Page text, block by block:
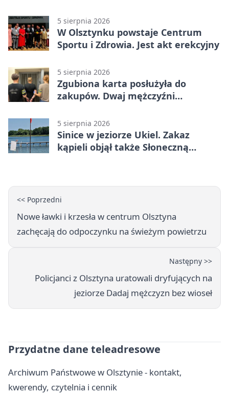
5 sierpnia 2026
W Olsztynku powstaje Centrum
Sportu i Zdrowia. Jest akt erekcyjny
5 sierpnia 2026
Zgubiona karta posłużyła do
zakupów. Dwaj mężczyźni
5 sierpnia 2026
Sinice w jeziorze Ukiel. Zakaz
kąpieli objął także Słoneczną
<< Poprzedni
Nowe ławki i krzesła w centrum Olsztyna
zachęcają do odpoczynku na świeżym powietrzu
Następny >>
Policjanci z Olsztyna uratowali dryfujących na
jeziorze Dadaj mężczyzn bez wioseł
Przydatne dane teleadresowe
Archiwum Państwowe w Olsztynie - kontakt,
kwerendy, czytelnia i cennik